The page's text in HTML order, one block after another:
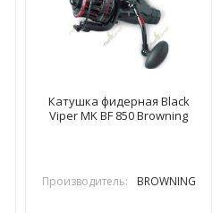
Катушка фидерная Black
Viper MK BF 850 Browning
Производитель: BROWNING